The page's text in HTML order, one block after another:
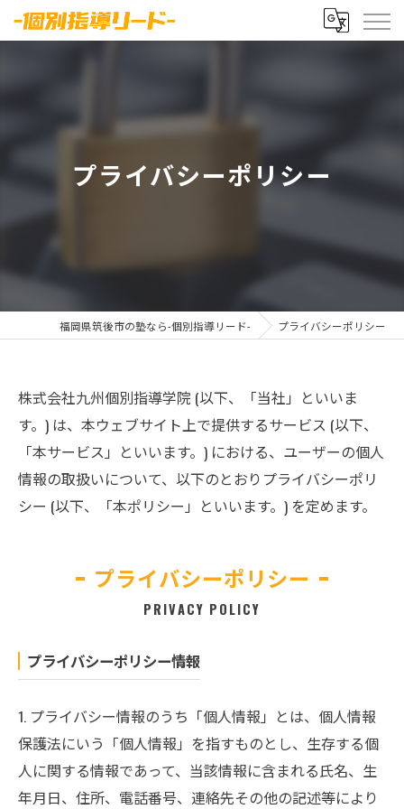
プライバシーポリシー
福岡県筑後市の塾なら-個別指導リード- プライバシーポリシー
株式会社九州個別指導学院 (以下、「当社」といいま
す。) は、本ウェブサイト上で提供するサービス (以下、
「本サービス」といいます。) における、ユーザーの個人
情報の取扱いについて、以下のとおりプライバシーポリ
シー (以下、「本ポリシー」といいます。) を定めます。
プライバシーポリシー
PRIVACY POLICY
プライバシーポリシー情報
1. プライバシー情報のうち「個人情報」とは、個人情報
保護法にいう「個人情報」を指すものとし、生存する個
人に関する情報であって、当該情報に含まれる氏名、生
年月日、住所、電話番号、連絡先その他の記述等により